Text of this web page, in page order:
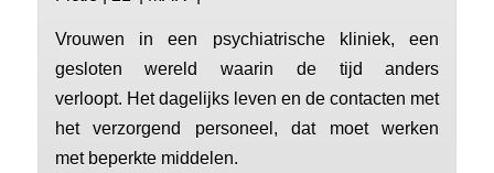
Vrouwen in een psychiatrische kliniek, een
gesloten wereld waarin de tijd anders
verloopt. Het dagelijks leven en de contacten met
het verzorgend personeel, dat moet werken
met beperkte middelen.